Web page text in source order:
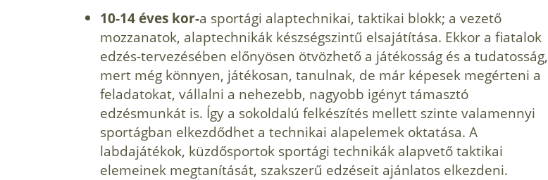
10-14 éves kor-a sportági alaptechnikai, taktikai blokk; a vezető
mozzanatok, alaptechnikák készségszintű elsajátítása. Ekkor a fiatalok
edzés-tervezésében előnyösen ötvözhető a játékosság és a tudatosság,
mert még könnyen, játékosan, tanulnak, de már képesek megérteni a
feladatokat, vállalni a nehezebb, nagyobb igényt támasztó
edzésmunkát is. Így a sokoldalú felkészítés mellett szinte valamennyi
sportágban elkezdődhet a technikai alapelemek oktatása. A
labdajátékok, küzdősportok sportági technikák alapvető taktikai
elemeinek megtanítását, szakszerű edzéseit ajánlatos elkezdeni.